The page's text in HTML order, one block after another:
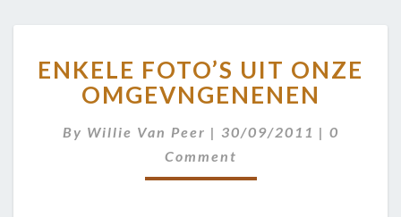
FOTO’S
UIT
ONZE
OMGEVNGENEN EN
ENKELE FOTO’S UIT ONZE
OMGEVNGENENEN
By Willie Van Peer | 30/09/2011 | 0
Comment